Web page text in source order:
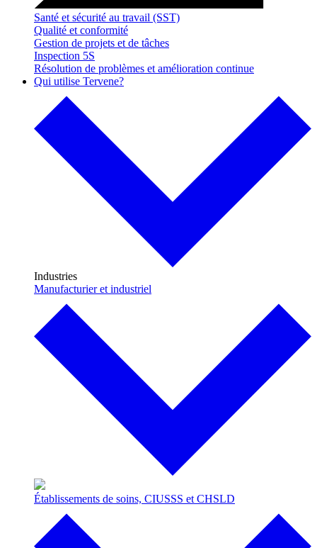
Santé et sécurité au travail (SST)
Qualité et conformité
Gestion de projets et de tâches
Inspection 5S
Résolution de problèmes et amélioration continue
Qui utilise Tervene?
Industries
Manufacturier et industriel
Établissements de soins, CIUSSS et CHSLD